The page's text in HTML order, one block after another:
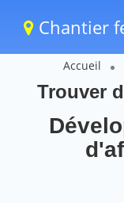
Chantier
Accueil
Trouver